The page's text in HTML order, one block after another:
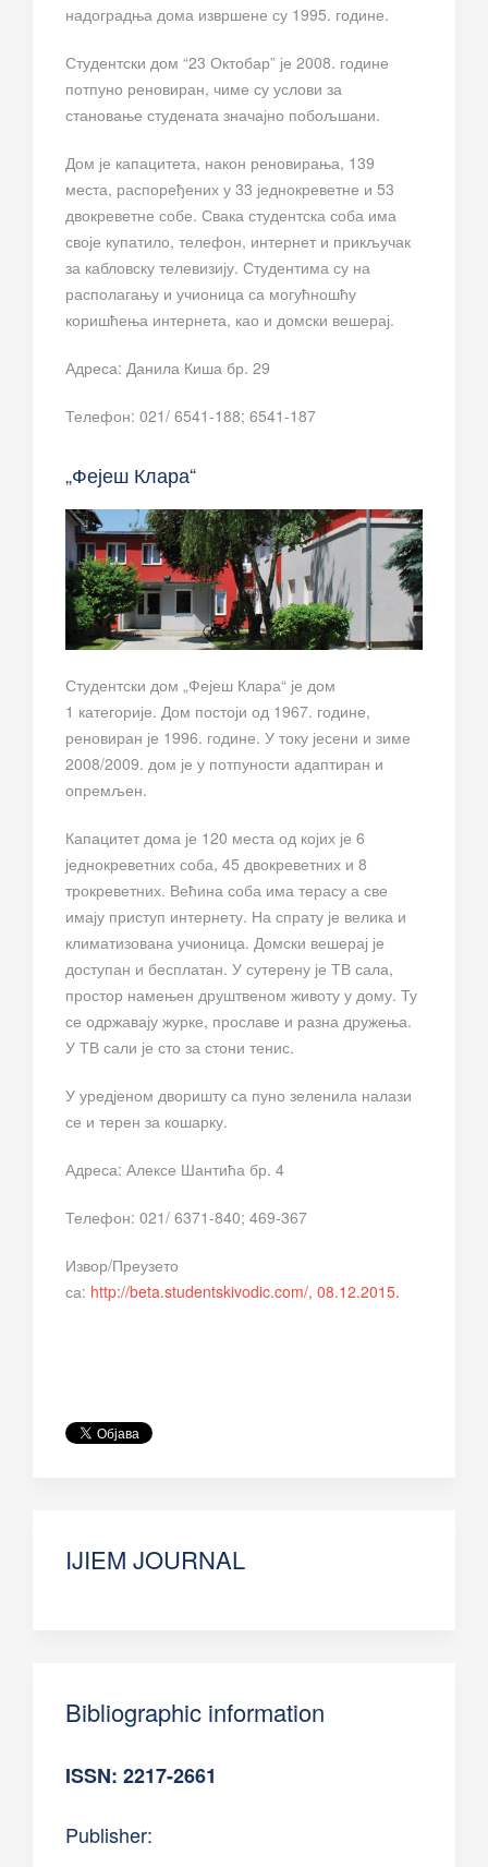
надоградња дома извршене су 1995. године.
Студентски дом “23 Октобар” је 2008. године
потпуно реновиран, чиме су услови за
становање студената значајно побољшани.
Дом је капацитета, након реновирања, 139
места, распоређених у 33 једнокреветне и 53
двокреветне собе. Свака студентска соба има
своје купатило, телефон, интернет и прикључак
за кабловску телевизију. Студентима су на
располагању и учионица са могућношћу
коришћења интернета, као и домски вешерај.
Адреса: Данила Киша бр. 29
Телефон: 021/ 6541-188; 6541-187
„Фејеш Клара“
Студентски дом „Фејеш Клара“ је дом
1 категорије. Дом постоји од 1967. године,
реновиран је 1996. године. У току јесени и зиме
2008/2009. дом је у потпуности адаптиран и
опремљен.
Капацитет дома је 120 места од којих је 6
једнокреветних соба, 45 двокреветних и 8
трокреветних. Већина соба има терасу а све
имају приступ интернету. На спрату је велика и
климатизована учионица. Домски вешерај је
доступан и бесплатан. У сутерену је ТВ сала,
простор намењен друштвеном животу у дому. Ту
се одржавају журке, прославе и разна дружења.
У ТВ сали је сто за стони тенис.
У уредјеном дворишту са пуно зеленила налази
се и терен за кошарку.
Адреса: Алексе Шантића бр. 4
Телефон: 021/ 6371-840; 469-367
Извор/Преузето
са: http://beta.studentskivodic.com/, 08.12.2015.
IJIEM JOURNAL
Bibliographic information
ISSN: 2217-2661
Publisher: